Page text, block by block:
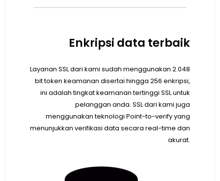
Enkripsi data terbaik
Layanan SSL dari kami sudah menggunakan 2.048
bit token keamanan disertai hingga 256 enkripsi,
ini adalah tingkat keamanan tertinggi SSL untuk
pelanggan anda. SSL dari kami juga
menggunakan teknologi Point-to-verify yang
menunjukkan verifikasi data secara real-time dan
akurat.